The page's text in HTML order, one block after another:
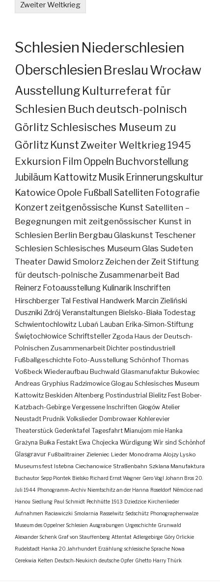
Zweiter Weltkrieg
Schlesien Niederschlesien
Oberschlesien Breslau Wrocław
Ausstellung Kulturreferat für
Schlesien Buch deutsch-polnisch
GörlitzSchlesisches Museum zu
Görlitz KunstZweiter Weltkrieg 1945
Exkursion Film Oppeln Buchvorstellung
Jubiläum Kattowitz Musik Erinnerungskultur
KatowiceOpole FußballSatelliten Fotografie
Konzertzeitgenössische Kunst Satelliten –
Begegnungen mit zeitgenössischer Kunst in
Schlesien Berlin BergbauGlaskunst Teschener
Schlesien Schlesisches MuseumGlas Sudeten
Theater Dawid SmolorzZeichen der Zeit Stiftung
für deutsch-polnische Zusammenarbeit Bad
Reinerz Fotoausstellung Kulinarik Inschriften
Hirschberger Tal Festival Handwerk Marcin Zieliński
Duszniki Zdrój Veranstaltungen Bielsko-Biała Todestag
Schwientochlowitz Lubań Lauban Erika-Simon-Stiftung
Świętochłowice SchriftstellerZgoda Haus der Deutsch-
Polnischen ZusammenarbeitDichterpostindustriell
Fußballgeschichte Foto-AusstellungSchönhofThomas
VoßbeckWiederaufbau Buchwald Glasmanufaktur Bukowiec
Andreas Gryphius Radzimowice Glogau Schlesisches Museum
Kattowitz Beskiden Altenberg Postindustrial Bielitz Fest Bober-
Katzbach-Gebirge Vergessene Inschriften Głogów Atelier
Neustadt Prudnik Volkslieder Dombrowaer Kohlerevier
Theaterstück Gedenktafel Tagesfahrt Mianujom mie Hanka
Grażyna Bułka Festakt Ewa Chojecka Würdigung Wir sind Schönhof
Glasgravur Fußballtrainer Zieleniec Lieder Monodrama Alojzy Lysko
Museumsfest Istebna Ciechanowice Straßenbahn Szklana Manufaktura
Buchautor Sepp Piontek Bielsko Richard Ernst Wagner Gero Vogl Johann Bros 20.
Juli 1944 Phonogramm-Archiv Niemtschitz an der Hanna Roseldorf Némčice nad
Hanou Siedlung Paul Schmidt Pechhütte 1913 Dziedzice Kirchenlieder
Aufnahmen Racławiczki Smolarnia Rasselwitz Sedschütz Phonographenwalze
Museum des Oppelner Schlesien Ausgrabungen Urgeschichte Grunwald
Alexander Schenk Graf von Stauffenberg Attentat Adlergebirge Góry Orlickie
Rudelstadt Hanka 20. Jahrhundert Erzählung schlesische Sprache Nowa
Cerekwia Kelten Deutsch-Neukirch deutsche Opfer Ghetto Harry Thürk